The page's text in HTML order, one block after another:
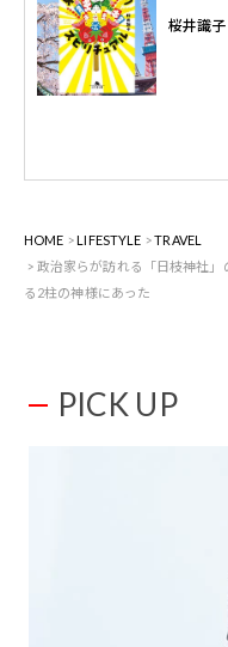
桜井識子
HOME LIFESTYLE
TRAVEL
政治家らが訪れる「日枝神社
る2柱の神様にあった
PICK UP